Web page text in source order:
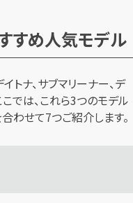
すめ人気モデル
トナ、サブマリーナー、デ
こでは、これら3つのモデル
わせて7つご紹介します。